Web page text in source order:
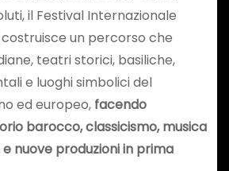
il Festival Internazionale
un percorso che
teatri storici, basiliche,
e luoghi simbolici del
ed europeo, facendo
barocco, classicismo, musica
nuove produzioni in prima